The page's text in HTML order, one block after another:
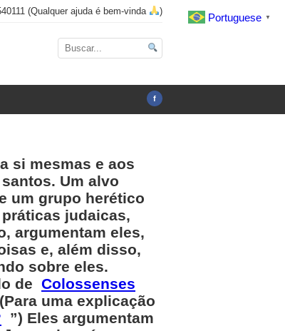
(Qualquer ajuda é bem-vinda )
f
si mesmas e aos
Um alvo
um grupo herético
judaicas,
argumentam eles,
e, além disso,
sobre eles.
de Colossenses
uma explicação
”) Eles argumentam
Portuguese ▼